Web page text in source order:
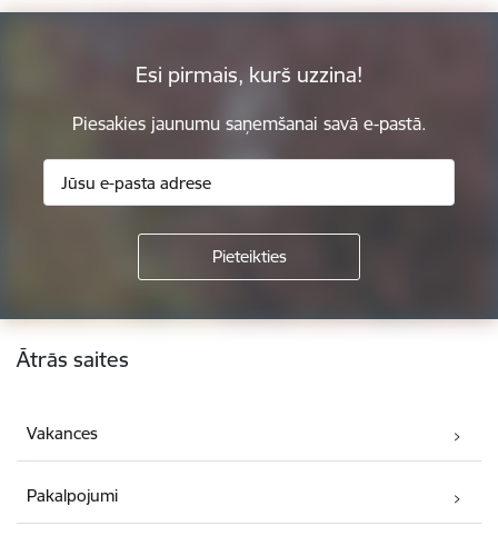
Esi pirmais, kurš uzzina!
Piesakies jaunumu saņemšanai savā e-pastā.
Kājene
Ātrās saites
Vakances
Pakalpojumi